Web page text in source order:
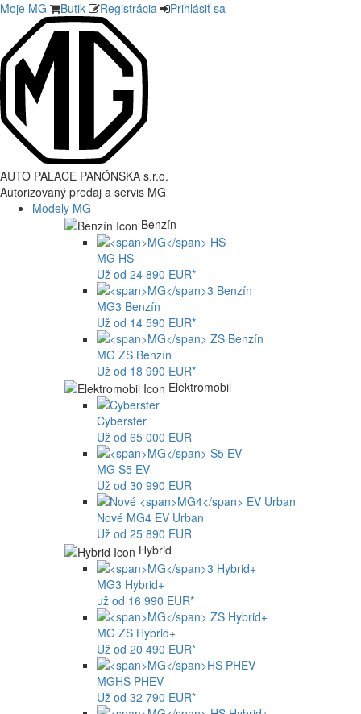
Moje MG Butik Registrácia Prihlásiť sa
AUTO PALACE PANÓNSKA s.r.o.
Autorizovaný predaj a servis MG
Modely MG
Benzín
MG HS
Už od 24 890 EUR*
MG3 Benzín
Už od 14 590 EUR*
MG ZS Benzín
Už od 18 990 EUR*
Elektromobil
Cyberster
Už od 65 000 EUR
MG S5 EV
Už od 30 990 EUR
Nové MG4 EV Urban
Už od 25 890 EUR
Hybrid
MG3 Hybrid+
už od 16 990 EUR*
MG ZS Hybrid+
Už od 20 490 EUR*
MGHS PHEV
Už od 32 790 EUR*